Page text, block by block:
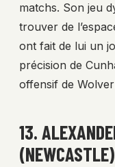
matchs. Son jeu
trouver de
ont fait de lui un
précision de
offensif de
13.
(NEWCASTLE)